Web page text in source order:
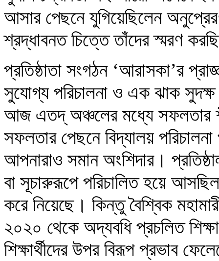
আসার পেছনে যুগিয়েছিলেন
শ্রদ্ধাবনত চিত্তে তাঁদের স্মরণ
প্রতিষ্ঠাতা সংগঠন ‘আরাসকা’র
সুযোগ্য পরিচালনা ও এক ঝাক সুদক্ষ
আজ এতদ্ অঞ্চলের মধ্যে সফলতার
সফলতার পেছনে বিদ্যালয় পরিচালনা
আপনারাও সমান অংশিদার।
বা সূচারুরূপে পরিচালিত হয়ে আসছিল
করে নিয়েছে। কিন্তু বৈশ্বিক
২০২০ থেকে অদ্যবধি প্রচলিত
শিক্ষার্থীদের উপর বিরূপ প্রভাব